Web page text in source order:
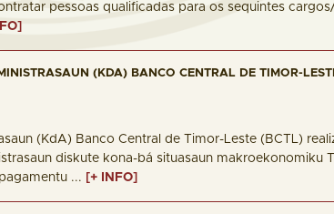
pessoas qualificadas para os sequintes
(KDA) BANCO CENTRAL DE TIMOR-
(KdA) Banco Central de Timor-Leste (BCTL)
diskute kona-bá situasaun makroekonomiku
... [+ INFO]